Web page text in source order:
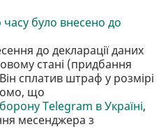
було внесено до
до декларації даних
стані (придбання
сплатив штраф у розмірі
що
Telegram в Україні,
месенджера з